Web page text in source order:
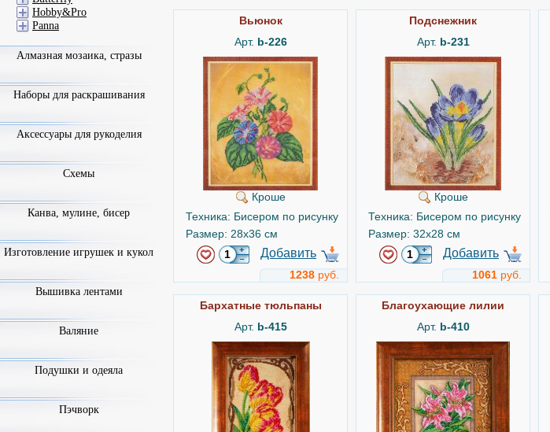
Вьюнок
Арт. b-226
Кроше
Техника: Бисером по рисунку
Размер: 28x36 см
Добавить
1238 руб.
Подснежник
Арт. b-231
Кроше
Техника: Бисером по рисунку
Размер: 32x28 см
Добавить
1061 руб.
Бархатные тюльпаны
Арт. b-415
Благоухающие лилии
Арт. b-410
Hobby&Pro
Panna
Алмазная мозаика, стразы
Наборы для раскрашивания
Аксессуары для рукоделия
Схемы
Канва, мулине, бисер
Изготовление игрушек и кукол
Вышивка лентами
Валяние
Подушки и одеяла
Пэчворк